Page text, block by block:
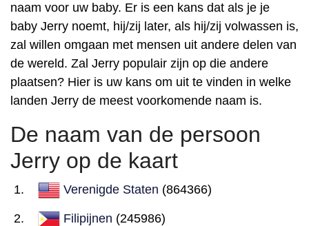
naam voor uw baby. Er is een kans dat als je je
baby Jerry noemt, hij/zij later, als hij/zij volwassen is,
zal willen omgaan met mensen uit andere delen van
de wereld. Zal Jerry populair zijn op die andere
plaatsen? Hier is uw kans om uit te vinden in welke
landen Jerry de meest voorkomende naam is.
De naam van de persoon
Jerry op de kaart
Verenigde Staten (864366)
Filipijnen (245986)